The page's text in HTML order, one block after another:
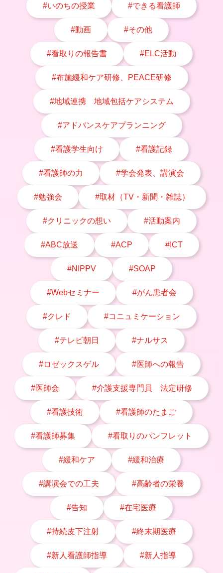
#いのちの授業 #できる看護師
#動画 #その他
#看取りの報告書 #ELC活動
#布施緩和ケア研修、PEACE研修
#地域連携 地域包括ケアシステム
#アドバンスケアプランニング
#看護学生向け #看護記録
#看護師の力 #学会発表、講演会
#勉強会 #取材（TV・新聞・雑誌）
#クリニックの想い #活動案内
#ABC放送 #ACP #ICT
#NIPPV #SOAP
#Webセミナー #がん患者会
#クレド #コニュミケーション
#テレビ朝日 #ナルサス
#ロゼックスゲル #医師への報告
#医師会 #介護支援専門員 法定研修
#看護技術 #看護師のたまご
#看護師募集 #看取りのパンフレット
#緩和ケア #緩和治療
#講演会での工夫 #高齢者の栄養
#告知 #在宅医療
#持続皮下注射 #終末期医療
#新人看護師指導 #新人指導